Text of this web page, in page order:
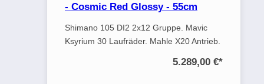
- Cosmic Red Glossy - 55cm
Shimano 105 DI2 2x12 Gruppe. Mavic
Ksyrium 30 Laufräder. Mahle X20 Antrieb.
5.289,00 €*